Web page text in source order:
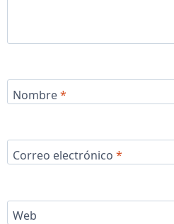
Nombre*
Correo electrónico *
Web